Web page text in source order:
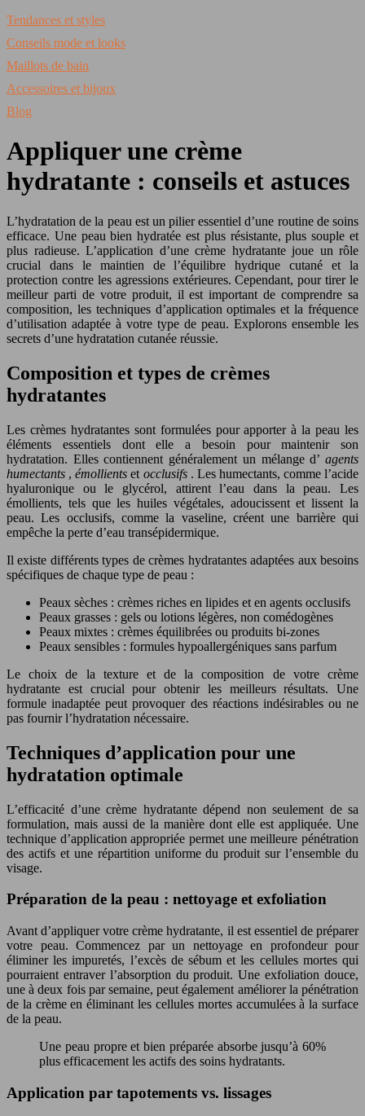
Tendances et styles
Conseils mode et looks
Maillots de bain
Accessoires et bijoux
Blog
Appliquer une crème
hydratante : conseils et astuces
L’hydratation de la peau est un pilier essentiel d’une routine de soins
efficace. Une peau bien hydratée est plus résistante, plus souple et
plus radieuse. L’application d’une crème hydratante joue un rôle
crucial dans le maintien de l’équilibre hydrique cutané et la
protection contre les agressions extérieures. Cependant, pour tirer le
meilleur parti de votre produit, il est important de comprendre sa
composition, les techniques d’application optimales et la fréquence
d’utilisation adaptée à votre type de peau. Explorons ensemble les
secrets d’une hydratation cutanée réussie.
Composition et types de crèmes
hydratantes
Les crèmes hydratantes sont formulées pour apporter à la peau les
éléments essentiels dont elle a besoin pour maintenir son
hydratation. Elles contiennent généralement un mélange d’ agents
humectants ,émollientset occlusifs . Les humectants, comme l’acide
hyaluronique ou le glycérol, attirent l’eau dans la peau. Les
émollients, tels que les huiles végétales, adoucissent et lissent la
peau. Les occlusifs, comme la vaseline, créent une barrière qui
empêche la perte d’eau transépidermique.
Il existe différents types de crèmes hydratantes adaptées aux besoins
spécifiques de chaque type de peau :
Peaux sèches : crèmes riches en lipides et en agents occlusifs
Peaux grasses : gels ou lotions légères, non comédogènes
Peaux mixtes : crèmes équilibrées ou produits bi-zones
Peaux sensibles : formules hypoallergéniques sans parfum
Le choix de la texture et de la composition de votre crème
hydratante est crucial pour obtenir les meilleurs résultats. Une
formule inadaptée peut provoquer des réactions indésirables ou ne
pas fournir l’hydratation nécessaire.
Techniques d’application pour une
hydratation optimale
L’efficacité d’une crème hydratante dépend non seulement de sa
formulation, mais aussi de la manière dont elle est appliquée. Une
technique d’application appropriée permet une meilleure pénétration
des actifs et une répartition uniforme du produit sur l’ensemble du
visage.
Préparation de la peau : nettoyage et exfoliation
Avant d’appliquer votre crème hydratante, il est essentiel de préparer
votre peau. Commencez par un nettoyage en profondeur pour
éliminer les impuretés, l’excès de sébum et les cellules mortes qui
pourraient entraver l’absorption du produit. Une exfoliation douce,
une à deux fois par semaine, peut également améliorer la pénétration
de la crème en éliminant les cellules mortes accumulées à la surface
de la peau.
Une peau propre et bien préparée absorbe jusqu’à 60%
plus efficacement les actifs des soins hydratants.
Application par tapotements vs. lissages